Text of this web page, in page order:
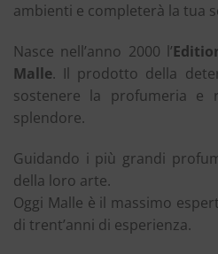
ambienti e completerà la tua
Nasce nell’anno 2000 l’
Malle. Il prodotto della
sostenere la profumeria e
splendore.
Guidando i più grandi
della loro arte.
Oggi Malle è il massimo
di trent’anni di esperienza.